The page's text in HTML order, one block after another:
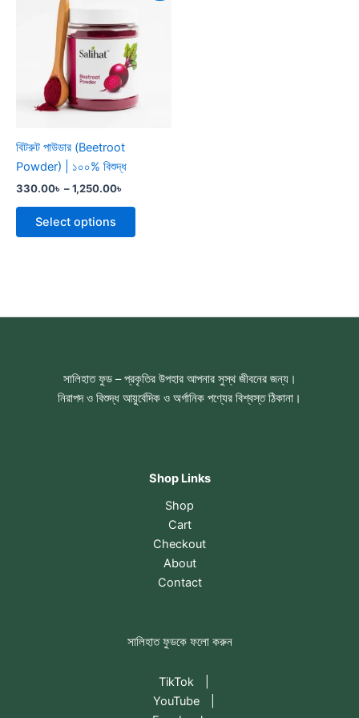
বিটরুট পাউডার (Beetroot
Powder) | ১০০% বিশুদ্ধ
330.00৳ –1,250.00৳
through
1,250.00৳
Select options
has
multiple
variants.
options
product
page
সালিহাত ফুড – প্রকৃতির উপহার আপনার সুস্থ জীবনের জন্য।
নিরাপদ ও বিশুদ্ধ আয়ুর্বেদিক ও অর্গানিক পণ্যের বিশ্বস্ত ঠিকানা।
Shop Links
Shop
Cart
Checkout
About
Contact
সালিহাত ফুডকে ফলো করুন
TikTok
YouTube